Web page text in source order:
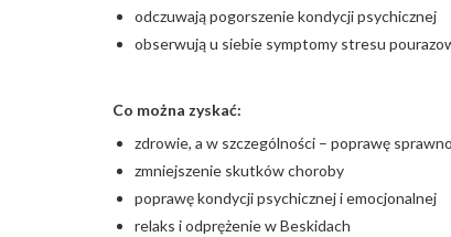
odczuwają pogorszenie kondycji psychicznej
obserwują u siebie symptomy stresu
Co można zyskać:
zdrowie, a w szczególności – poprawę
zmniejszenie skutków choroby
poprawę kondycji psychicznej i emocjonalnej
relaks i odprężenie w Beskidach